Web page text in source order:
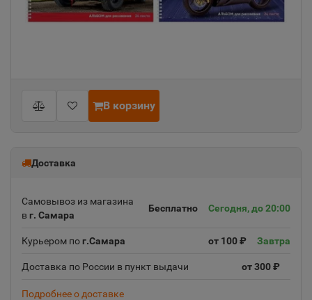
В корзину
Доставка
Самовывоз из магазина
в г. Самара
Бесплатно Сегодня, до 20:00
Курьером пог.Самара от 100 ₽ Завтра
Доставка по России в пункт выдачи от 300 ₽
Подробнее о доставке